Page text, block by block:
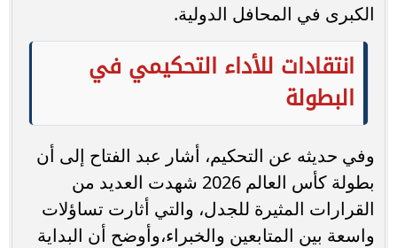
الكبرى في المحافل الدولية.
انتقادات للأداء التحكيمي في
البطولة
وفي حديثه عن التحكيم، أشار عبد الفتاح إلى أن
بطولة كأس العالم 2026 شهدت العديد من
القرارات المثيرة للجدل، والتي أثارت تساؤلات
واسعة بين المتابعين والخبراء،وأوضح أن البداية